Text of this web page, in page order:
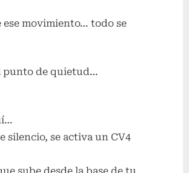
ese movimiento… todo se
punto de quietud…
silencio, se activa un CV4